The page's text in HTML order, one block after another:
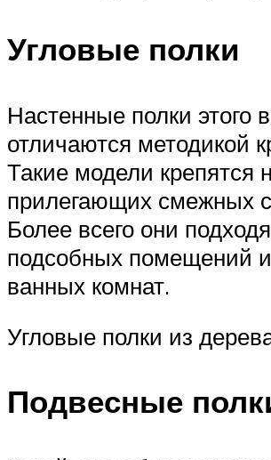
Угловые полки
Настенные полки этого
отличаются методикой
Такие модели крепятся
прилегающих смежных
Более всего они
подсобных помещений
ванных комнат.
Угловые полки из
Подвесные